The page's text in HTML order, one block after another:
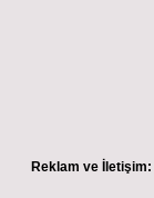
Reklam ve İletişim: